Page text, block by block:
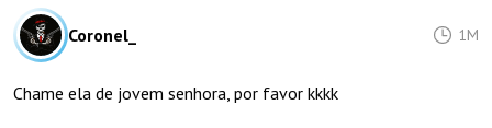
Coronel_ 1M
Chame ela de jovem senhora, por favor kkkk